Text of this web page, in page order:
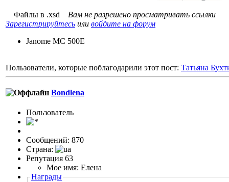
Файлы в .xsd Вам не разрешено просматривать ссылки
Зарегистрируйтесь или войдите на форум
Janome MC 500E
Пользователи, которые поблагодарили этот пост: Татьяна
Bondlena
Пользовaтeль
Сообщений: 870
Страна:
Репутация 63
Мое имя: Елена
Награды